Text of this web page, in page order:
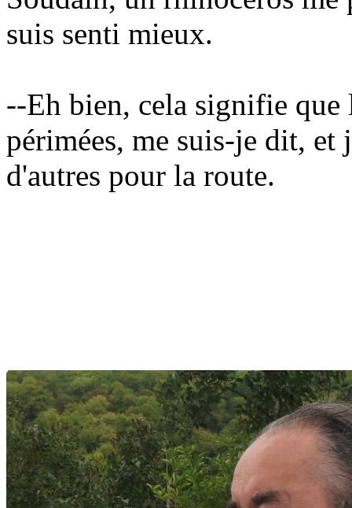
suis senti mieux.
--Eh bien, cela signifie que
périmées, me suis-je dit, et
d'autres pour la route.